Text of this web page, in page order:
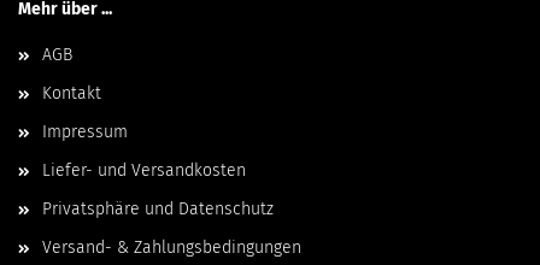
Mehr über ...
AGB
Kontakt
Impressum
Liefer- und Versandkosten
Privatsphäre und Datenschutz
Versand- & Zahlungsbedingungen